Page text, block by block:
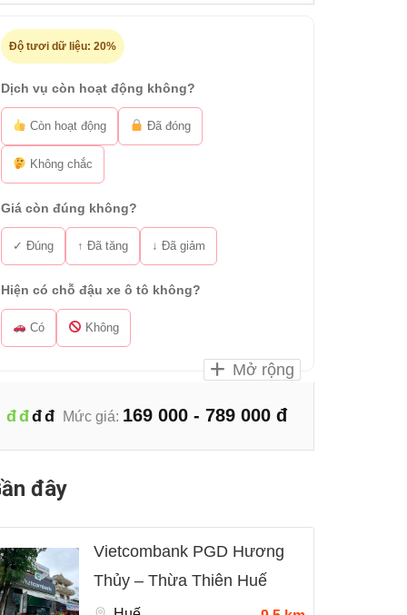
Độ tươi dữ liệu: 20%
Dịch vụ còn hoạt động không?
Còn hoạt động Đã đóng
Không chắc
Giá còn đúng không?
✓ Đúng ↑ Đã tăng ↓ Đã giảm
Hiện có chỗ đậu xe ô tô không?
Có Không
Mở rộng
đđđđ Mức giá: 169 000 - 789 000 đ
đây
Vietcombank PGD Hương
Thủy – Thừa Thiên Huế